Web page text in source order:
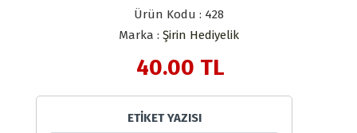
Ürün Kodu : 428
Marka : Şirin Hediyelik
40.00 TL
ETİKET YAZISI